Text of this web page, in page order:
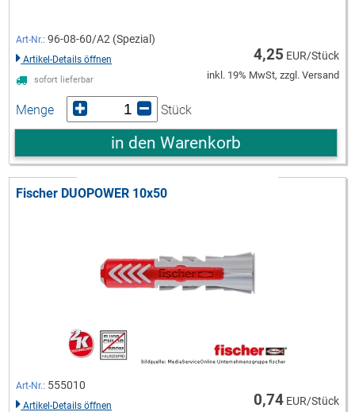
Art-Nr.: 96-08-60/A2 (Spezial)
Artikel-Details öffnen
sofort lieferbar
4,25 EUR/Stück
inkl. 19% MwSt, zzgl. Versand
Menge Stück
in den Warenkorb
Fischer DUOPOWER 10x50
Art-Nr.: 555010
Artikel-Details öffnen 0,74EUR/Stück